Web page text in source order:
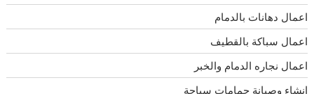
اعمال دهانات بالدمام
اعمال سباكة بالقطيف
اعمال نجاره الدمام والخبر
انشاء وصيانة حمامات سباحة